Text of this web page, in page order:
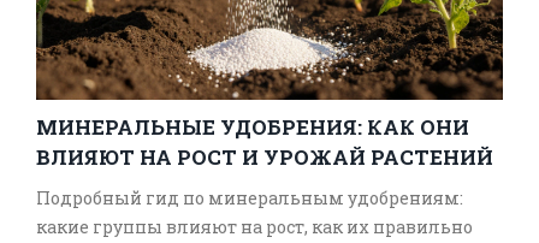
МИНЕРАЛЬНЫЕ УДОБРЕНИЯ: КАК ОНИ
ВЛИЯЮТ НА РОСТ И УРОЖАЙ РАСТЕНИЙ
Подробный гид по минеральным удобрениям:
какие группы влияют на рост, как их правильно